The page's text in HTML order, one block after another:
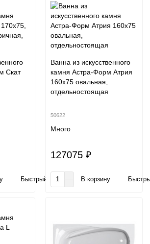
Скат
Быстрый заказ
Ванна из искусственного
камня Астра-Форм Атрия
160х75 овальная,
отдельностоящая
50622
Много
127075 ₽
В корзину